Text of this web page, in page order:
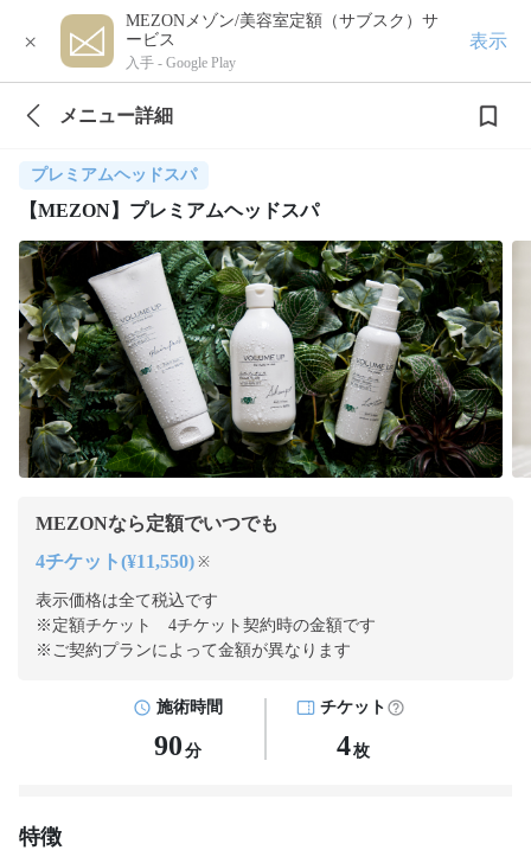
×
MEZONメゾン/美容室定額（サブスク）サ
ービス
入手 - Google Play
表示
メニュー詳細
プレミアムヘッドスパ
【MEZON】プレミアムヘッドスパ
MEZONなら定額でいつでも
4チケット(¥11,550) ※
表示価格は全て税込です
※定額チケット 4チケット契約時の金額です
※ご契約プランによって金額が異なります
施術時間
90 分
チケット
4枚
特徴